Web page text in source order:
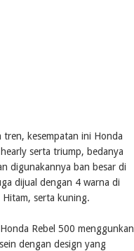
kesempatan ini Honda
serta triump, bedanya
digunakannya ban besar di
dijual dengan 4 warna di
Hitam, serta kuning.
Rebel 500 menggunkan
dengan design yang